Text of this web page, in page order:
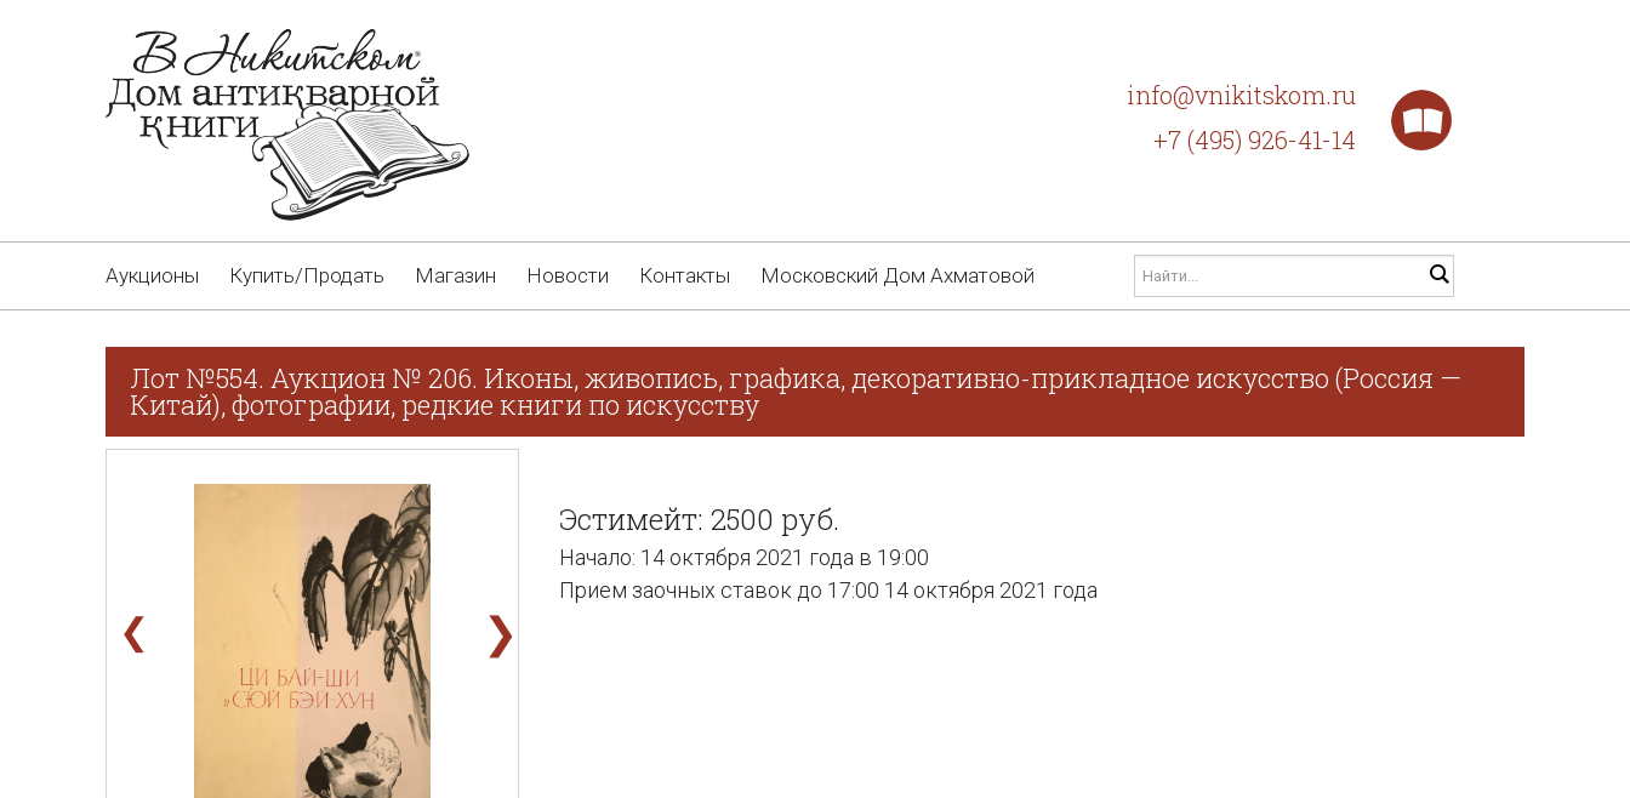
info@vnikitskom.ru
+7 (495) 926-41-14
Аукционы Купить/Продать Магазин Новости Контакты Московский Дом Ахматовой
Лот №554. Аукцион № 206. Иконы, живопись, графика, декоративно-прикладное искусство (Россия —
Китай), фотографии, редкие книги по искусству
❮ ❯
Эстимейт: 2500 руб.
Начало: 14 октября 2021 года в 19:00
Прием заочных ставок до 17:00 14 октября 2021 года